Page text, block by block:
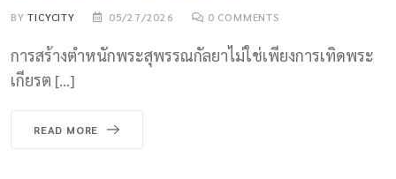
BYTICYCITY 05/27/2026 0 COMMENTS
การสร้างตำหนักพระสุพรรณกัลยาไม่ใช่เพียงการเทิดพระ
เกียรต […]
READ MORE